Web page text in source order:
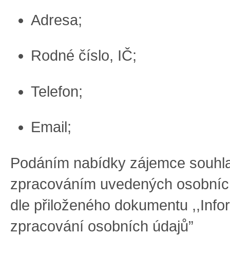
Adresa;
Rodné číslo, IČ;
Telefon;
Email ;
Podáním nabídky zájemce
zpracováním uvedených
dle přiloženého dokumentu
zpracování osobních údajů”